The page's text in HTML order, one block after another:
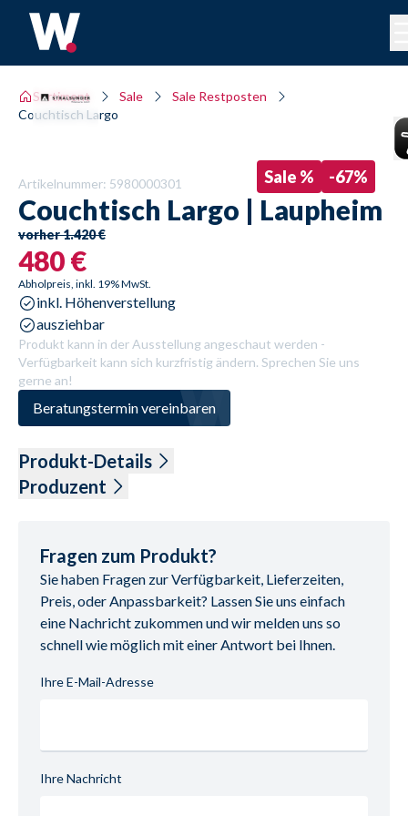
Sortiment Sale
Sale Restposten
Couchtisch Largo
Sale % -67%
Artikelnummer: 5980000301
Couchtisch Largo | Laupheim
vorher1.420 €
480 €
Abholpreis, inkl. 19% MwSt.
inkl. Höhenverstellung
Produkt kann in der Ausstellung angeschaut werden -
Verfügbarkeit kann sich kurzfristig ändern. Sprechen Sie uns
gerne an!
Beratungstermin vereinbaren
Produkt-Details
BHT: ca. 105-155 x 53-71 x 70 cm
höhenverstellbar auf 71 cm (Gashublift)
mit Ablageboden
Produzent
Anschrift: Koppelstr. 21, 18437 Stralsund, Deutschland
E-Mail-Adresse: info@stralsundermoebel.de
UID (Umsatzsteuer-Identifikationsnummer): DE
137530158
Fragen zum Produkt?
Sie haben Fragen zur Verfügbarkeit, Lieferzeiten,
Preis, oder Anpassbarkeit? Lassen Sie uns einfach
eine Nachricht zukommen und wir melden uns so
schnell wie möglich mit einer Antwort bei Ihnen.
Ihre E-Mail-Adresse
Ihre Nachricht